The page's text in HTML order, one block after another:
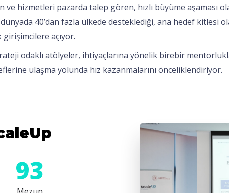
ve hizmetleri pazarda talep gören, hızlı büyüme aşaması
40’dan fazla ülkede desteklediği, ana hedef kitlesi
açıyor.
odaklı atölyeler, ihtiyaçlarına yönelik birebir
ulaşma yolunda hız kazanmalarını önceliklendiriyor.
94